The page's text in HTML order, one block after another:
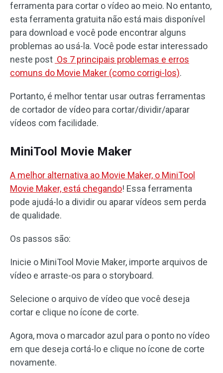
ferramenta para cortar o vídeo ao meio. No entanto,
esta ferramenta gratuita não está mais disponível
para download e você pode encontrar alguns
problemas ao usá-la. Você pode estar interessado
neste post Os 7 principais problemas e erros
comuns do Movie Maker (como corrigi-los).
Portanto, é melhor tentar usar outras ferramentas
de cortador de vídeo para cortar/dividir/aparar
vídeos com facilidade.
MiniTool Movie Maker
A melhor alternativa ao Movie Maker, o MiniTool
Movie Maker, está chegando! Essa ferramenta
pode ajudá-lo a dividir ou aparar vídeos sem perda
de qualidade.
Os passos são:
Inicie o MiniTool Movie Maker, importe arquivos de
vídeo e arraste-os para o storyboard.
Selecione o arquivo de vídeo que você deseja
cortar e clique no ícone de corte.
Agora, mova o marcador azul para o ponto no vídeo
em que deseja cortá-lo e clique no ícone de corte
novamente.